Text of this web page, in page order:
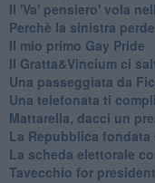
Il 'Va' pensiero' vola
Perchè la sinistra perde
Il mio primo Gay Pride
Il Gratta&Vincium ci
Una passeggiata da
Una telefonata ti
Mattarella, dacci un
La Repubblica
La scheda elettorale
Tavecchio for